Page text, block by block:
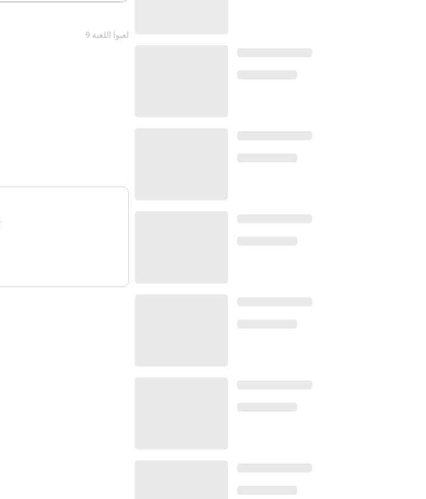
9 لعبوا اللعبة